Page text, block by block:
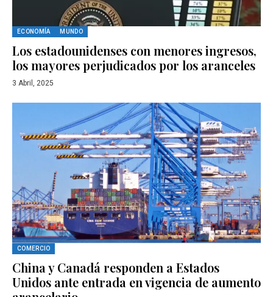
ECONOMÍA MUNDO
Los estadounidenses con menores ingresos,
los mayores perjudicados por los aranceles
3 Abril, 2025
COMERCIO
China y Canadá responden a Estados
Unidos ante entrada en vigencia de aumento